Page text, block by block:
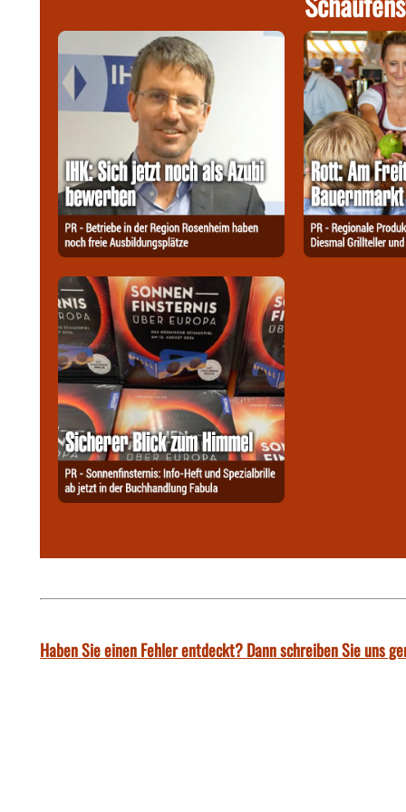
Haben Sie einen Fehler entdeckt? Dann schreiben Sie uns